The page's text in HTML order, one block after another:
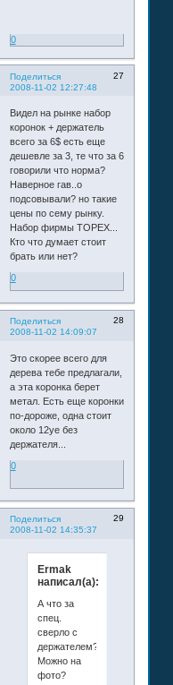
0
Поделиться
27
2008-11-02 12:27:48
Видел на рынке набор
коронок + держатель
всего за 6$ есть еще
дешевле за 3, те что за 6
говорили что норма?
Наверное гав..о
подсовывали? но такие
цены по сему рынку.
Набор фирмы ТОРЕХ...
Кто что думает стоит
брать или нет?
0
Поделиться
28
2008-11-02 14:09:07
Это скорее всего для
дерева тебе предлагали,
а эта коронка берет
метал. Есть еще коронки
по-дороже, одна стоит
около 12уе без
держателя...
0
Поделиться
29
2008-11-02 14:35:37
Ermak
написал(а):
А что за
спец.
сверло с
держателем?
Можно на
фото?